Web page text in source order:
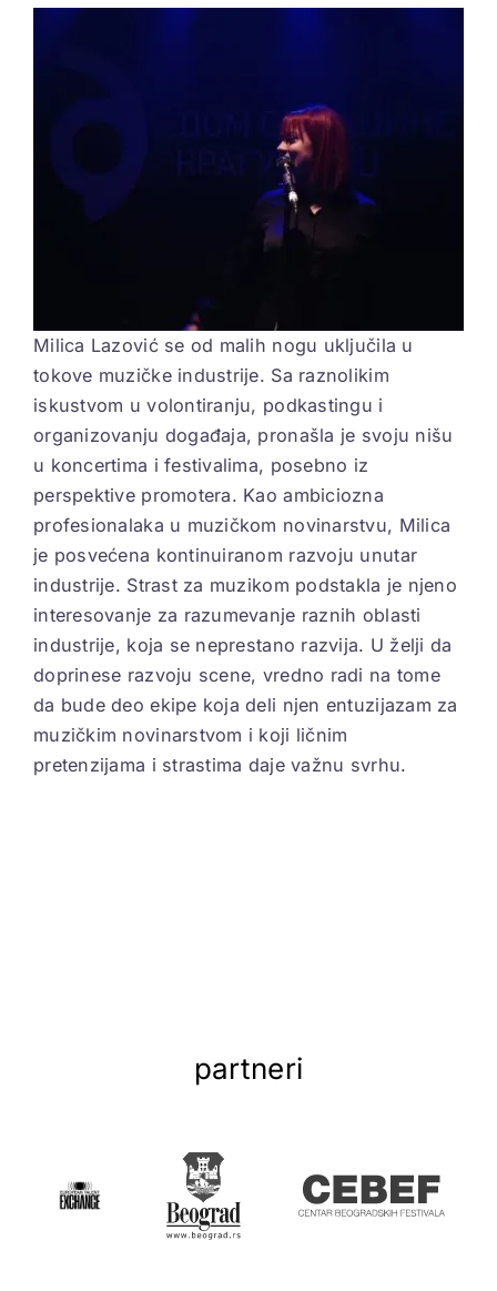
BEZ STRAHA
View
Milica Lazović se od malih nogu uključila u
tokove muzičke industrije. Sa raznolikim
iskustvom u volontiranju, podkastingu i
organizovanju događaja, pronašla je svoju nišu
u koncertima i festivalima, posebno iz
perspektive promotera. Kao ambiciozna
profesionalaka u muzičkom novinarstvu, Milica
je posvećena kontinuiranom razvoju unutar
industrije. Strast za muzikom podstakla je njeno
interesovanje za razumevanje raznih oblasti
industrije, koja se neprestano razvija. U želji da
doprinese razvoju scene, vredno radi na tome
da bude deo ekipe koja deli njen entuzijazam za
muzičkim novinarstvom i koji ličnim
pretenzijama i strastima daje važnu svrhu.
partneri